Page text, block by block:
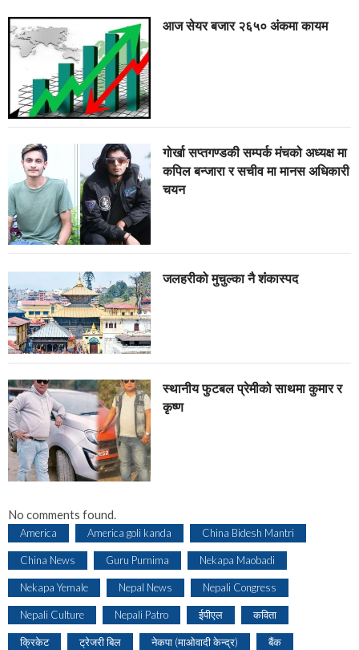
आज सेयर बजार २६५० अंकमा कायम
गोर्खा सप्तगण्डकी सम्पर्क मंचको अध्यक्ष मा
कपिल बन्जारा र सचीव मा मानस अधिकारी
चयन
जलहरीको मुचुल्का नै शंंकास्पद
स्थानीय फुटबल प्रेमीको साथमा कुमार र
कृष्ण
No comments found.
America America goli kanda China Bidesh Mantri
China News Guru Purnima Nekapa Maobadi
Nekapa Yemale Nepal News Nepali Congress
Nepali Culture Nepali Patro ईपीएल कविता
क्रिकेट ट्रेजरी बिल नेकपा (माओवादी केन्द्र) बैंक